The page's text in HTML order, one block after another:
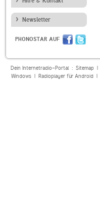
Newsletter
PHONOSTAR AUF
Dein Internetradio-Portal : Sitemap|
Windows| Radioplayer für Android|